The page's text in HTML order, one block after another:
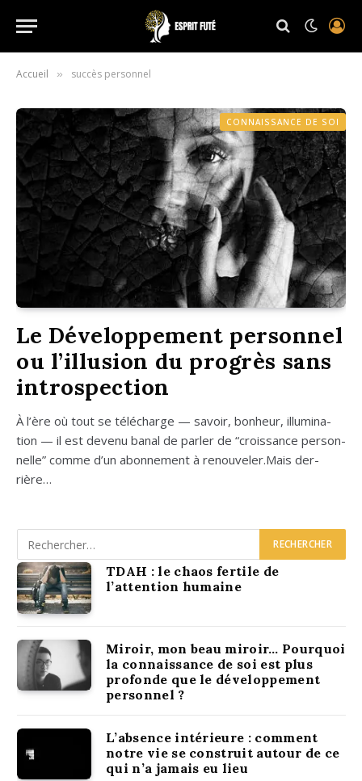
Accueil » succès personnel
CONNAISSANCE DE SOI
Le Développement personnel
ou l’illusion du progrès sans
introspection
À l’ère où tout se télé­charge — savoir, bon­heur, illu­mi­na­
tion — il est deve­nu banal de par­ler de “crois­sance per­son­
nelle” comme d’un abon­ne­ment à renouveler.Mais der­
rière…
TDAH : le chaos fertile de
l’attention humaine
Miroir, mon beau miroir… Pourquoi
la connaissance de soi est plus
profonde que le développement
personnel ?
L’absence intérieure : comment
notre vie se construit autour de ce
qui n’a jamais eu lieu